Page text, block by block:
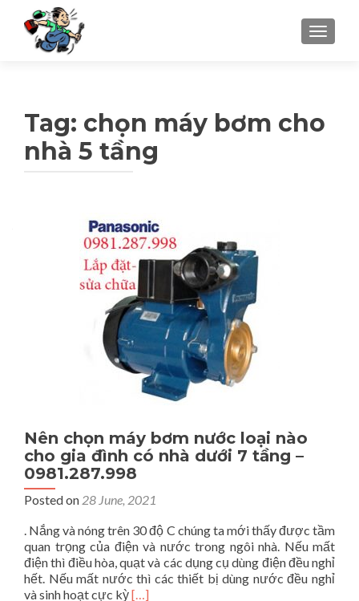
Tag: chọn máy bơm cho
nhà 5 tầng
Nên chọn máy bơm nước loại nào
cho gia đình có nhà dưới 7 tầng –
0981.287.998
Posted on 28 June, 2021
. Nắng và nóng trên 30 độ C chúng ta mới thấy được tầm
quan trọng của điện và nước trong ngôi nhà. Nếu mất
điện thì điều hòa, quạt và các dụng cụ dùng điện đều nghỉ
hết. Nếu mất nước thì các thiết bị dùng nước đều nghỉ
và sinh hoạt cực kỳRead
[…]